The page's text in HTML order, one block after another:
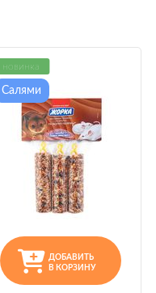
новинка
ДОБАВИТЬ
В КОРЗИНУ
Салями